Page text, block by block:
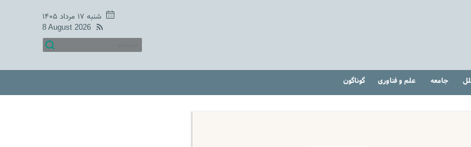
شنبه ۱۷ مرداد ۱۴۰۵
8 August 2026
جامعه علم و فناوری گوناگون